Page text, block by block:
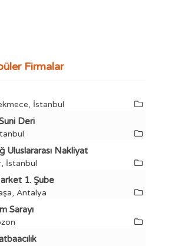
Firmalar
İstanbul
Deri
Uluslararası Nakliyat
İstanbul
1. Şube
Antalya
Sarayı